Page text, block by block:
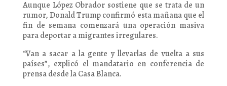
Aunque López Obrador sostiene que se trata de un
rumor, Donald Trump confirmó esta mañana que el
fin de semana comenzará una operación masiva
para deportar a migrantes irregulares.
“Van a sacar a la gente y llevarlas de vuelta a sus
países”, explicó el mandatario en conferencia de
prensa desde la Casa Blanca.